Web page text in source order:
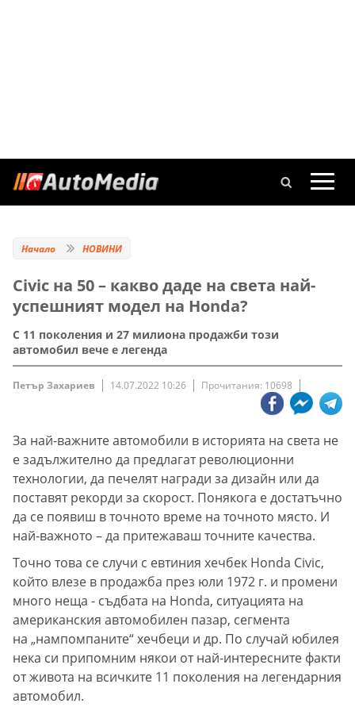
Начало НОВИНИ
Civic на 50 – какво даде на света най-
успешният модел на Honda?
С 11 поколения и 27 милиона продажби този
автомобил вече е легенда
Петър Захариев 14.07.2022 10:26 Прочитания: 10698
За най-важните автомобили в историята на света не
е задължително да предлагат революционни
технологии, да печелят награди за дизайн или да
поставят рекорди за скорост. Понякога е достатъчно
да се появиш в точното време на точното място. И
най-важното – да притежаваш точните качества.
Точно това се случи с евтиния хечбек Honda Civic,
който влезе в продажба през юли 1972 г. и промени
много неща - съдбата на Honda, ситуацията на
американския автомобилен пазар, сегмента
на „нампомпаните“ хечбеци и др. По случай юбилея
нека си припомним някои от най-интересните факти
от живота на всичките 11 поколения на легендарния
автомобил.